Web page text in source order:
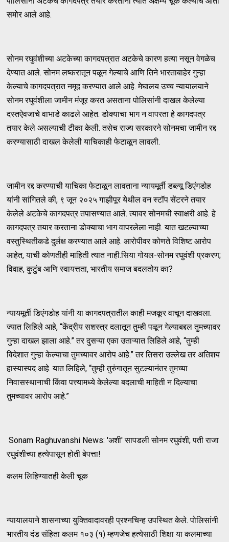
समोर आले आहे.
सोनम रघुवंशीच्या अटकेच्या कागदपत्रात अटकेचे कारण हत्या नसून वेगळेच
देण्यात आले. सोनम लष्करातून पळून गेल्याचे आणि तिने भारताबाहेर गुन्हा
केल्याचे कागदपत्रात नमूद करण्यात आले आहे. मेघालय उच्च न्यायालयाने
सोनम रघुवंशीला जामीन मंजूर करत असताना पोलिसांनी दाखल केलेल्या
दस्तऐवजाचे वाभाडे काढले आहेत. डोक्याचा भाग न वापरता हे कागदपत्र
तयार केले असल्याची टीका केली. तसेच राज्य सरकारने सोनमचा जामीन रद्द
करण्यासाठी दाखल केलेली याचिकाही फेटाळून लावली.
जामीन रद्द करण्याची याचिका फेटाळून लावताना न्यायमूर्ती डब्ल्यू डिएंगडोह
यांनी सांगितले की, ९ जून २०२५ गाझीपूर येथील वन स्टॉप सेंटरने तयार
केलेले अटकेचे कागदपत्र तपासण्यात आले. त्यावर सोनमची स्वाक्षरी आहे. हे
कागदपत्र तयार करताना डोक्याचा भाग वापरलेला नाही. यात खटल्याच्या
वस्तुस्थितीकडे दुर्लक्ष करण्यात आले आहे. आरोपीवर कोणते विशिष्ट आरोप
आहेत, याची कोणतीही माहिती त्यात नाही.सिया गोयल-सोनम रघुवंशी प्रकरण;
विवाह, कुटुंब आणि स्वायत्तता, भारतीय समाज बदलतोय का?
न्यायमूर्ती डिएंगडोह यांनी या कागदपत्रातील काही मजकूर वाचून दाखवला.
ज्यात लिहिले आहे, “केंद्रीय सशस्त्र दलातून तुम्ही पळून गेल्याबद्दल तुमच्यावर
गुन्हा दाखल झाला आहे.” तर दुसऱ्या एका उताऱ्यात लिहिले आहे, “तुम्ही
विदेशात गुन्हा केल्याचा तुमच्यावर आरोप आहे.” तर तिसरा उल्लेख तर अतिशय
हास्यास्पद आहे. यात लिहिले, “तुम्ही तुरुंगातून सुटल्यानंतर तुमच्या
निवासस्थानाची किंवा पत्त्यामध्ये केलेल्या बदलाची माहिती न दिल्याचा
तुमच्यावर आरोप आहे.”
Sonam Raghuvanshi News: 'अशी' सापडली सोनम रघुवंशी; पती राजा
रघुवंशीच्या हत्येपासून होती बेपत्ता!
कलम लिहिण्यातही केली चूक
न्यायालयाने शासनाच्या युक्तिवादावरही प्रश्नचिन्ह उपस्थित केले. पोलिसांनी
भारतीय दंड संहिता कलम १०३ (१) म्हणजेच हत्येसाठी शिक्षा या कलमाच्या